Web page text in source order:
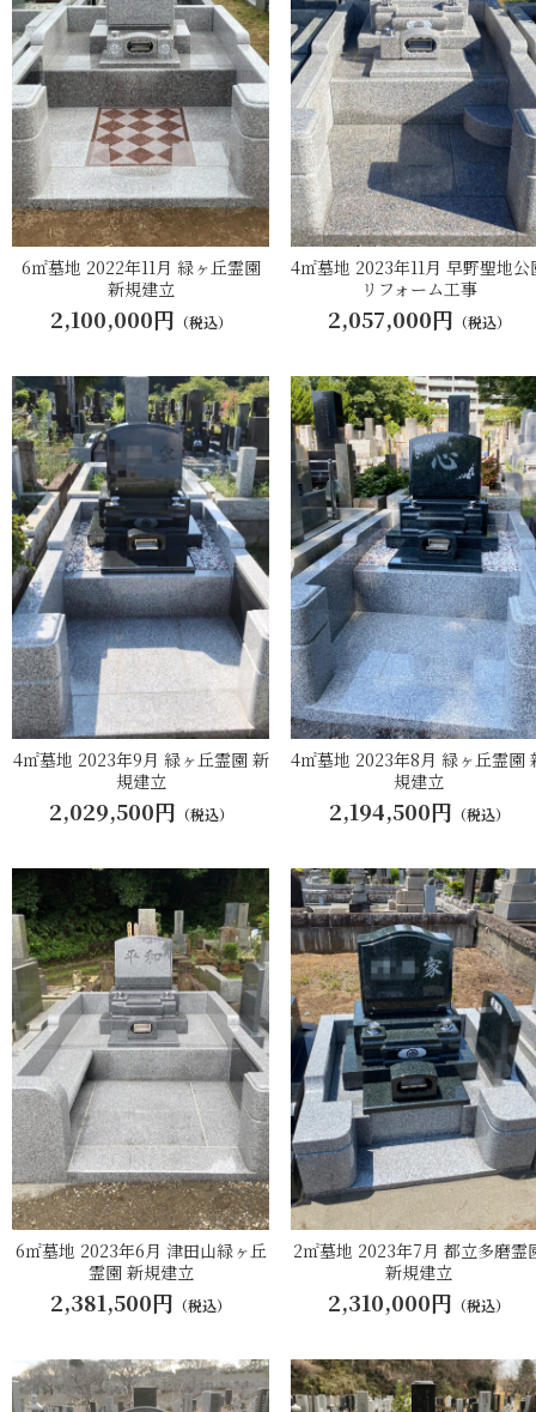
6㎡墓地 2022年11月 緑ヶ丘霊園
新規建立
2,100,000円 （税込）
4㎡墓地 2023年11月 早野聖地公
リフォーム工事
2,057,000円 （税込）
4㎡墓地 2023年9月 緑ヶ丘霊園 新
規建立
2,029,500円 （税込）
4㎡墓地 2023年8月 緑ヶ丘霊園
規建立
2,194,500円 （税込）
6㎡墓地 2023年6月 津田山緑ヶ丘
霊園 新規建立
2,381,500円 （税込）
2㎡墓地 2023年7月 都立多磨霊
新規建立
2,310,000円 （税込）